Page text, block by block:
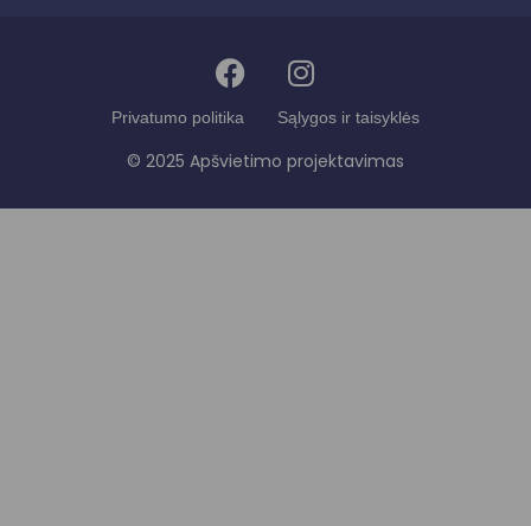
Privatumo politika Sąlygos ir taisyklės
© 2025 Apšvietimo projektavimas